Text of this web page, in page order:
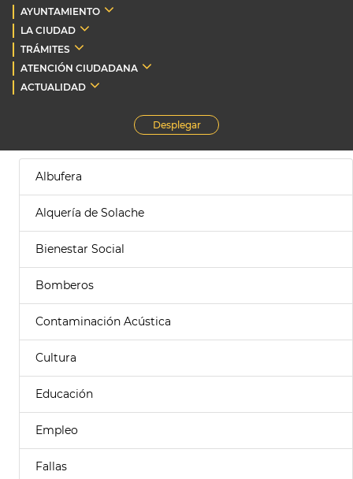
AYUNTAMIENTO
LA CIUDAD
TRÁMITES
ATENCIÓN CIUDADANA
ACTUALIDAD
Desplegar
Albufera
Alquería de Solache
Bienestar Social
Bomberos
Contaminación Acústica
Cultura
Educación
Empleo
Fallas